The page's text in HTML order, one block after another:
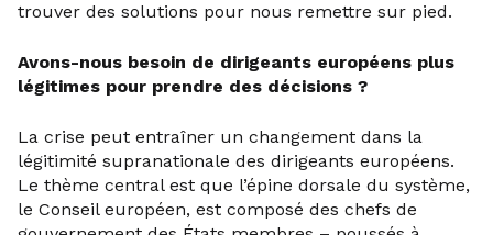
trouver des solutions pour nous remettre sur pied.
Avons-nous besoin de dirigeants européens plus
légitimes pour prendre des décisions ?
La crise peut entraîner un changement dans la
légitimité supranationale des dirigeants européens.
Le thème central est que l’épine dorsale du système,
le Conseil européen, est composé des chefs de